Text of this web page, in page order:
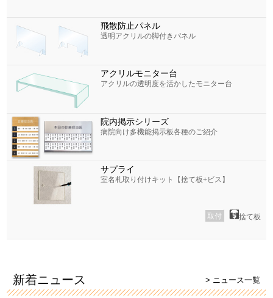
飛散防止パネル
透明アクリルの脚付きパネル
アクリルモニター台
アクリルの透明度を活かしたモニター台
院内掲示シリーズ
病院向け多機能掲示板各種のご紹介
サプライ
室名札取り付けキット【捨て板+ビス】
取付 捨て板
新着ニュース > ニュース一覧